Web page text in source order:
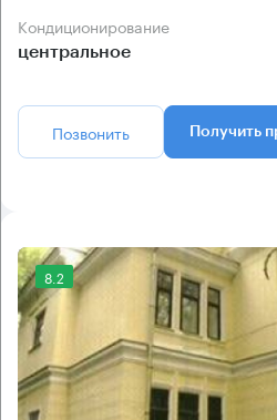
Кондиционирование
центральное
Позвонить Получить
8.2